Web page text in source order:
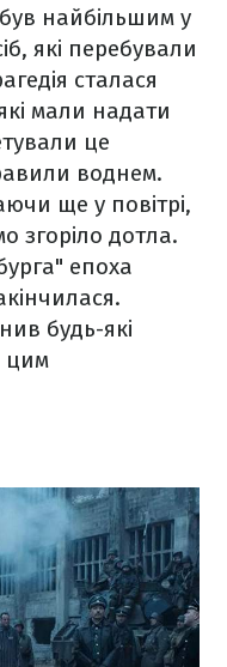
найбільшим у
які перебували
сталася
мали надати
це
воднем.
ще у повітрі,
згоріло дотла.
епоха
будь-які
цим